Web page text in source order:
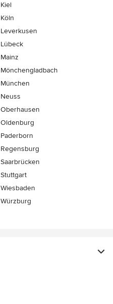
Kiel
Köln
Leverkusen
Lübeck
Mainz
Mönchen­gladbach
München
Neuss
Oberhausen
Oldenburg
Paderborn
Regensburg
Saarbrücken
Stuttgart
Wiesbaden
Würzburg